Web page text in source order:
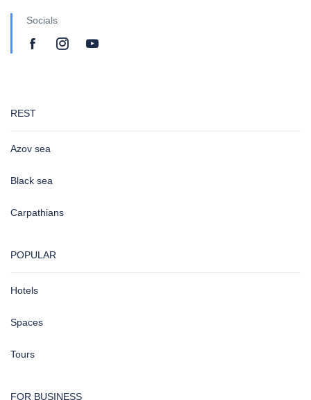
Socials
REST
Azov sea
Black sea
Carpathians
POPULAR
Hotels
Spaces
Tours
FOR BUSINESS